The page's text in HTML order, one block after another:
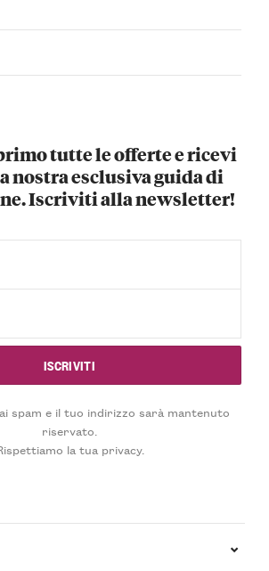
tutte le offerte e ricevi
nostra esclusiva guida di
Iscriviti alla newsletter!
spam e il tuo indirizzo sarà mantenuto
riservato.
la tua privacy.